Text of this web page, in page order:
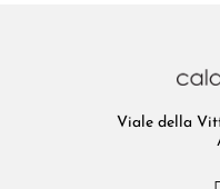
Viale della